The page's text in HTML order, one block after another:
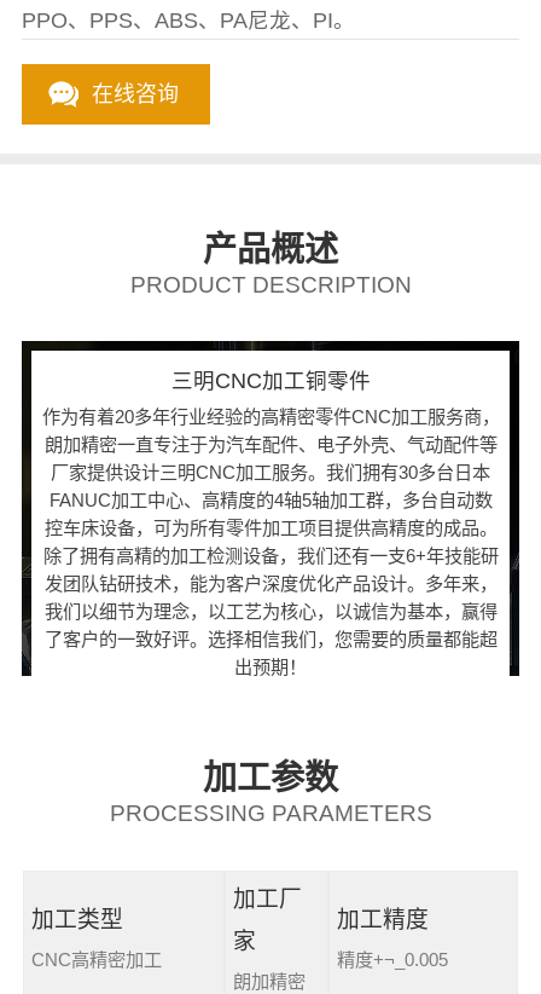
PPO、PPS、ABS、PA尼龙、PI。
在线咨询
产品概述
PRODUCT DESCRIPTION
三明CNC加工铜零件
作为有着20多年行业经验的高精密零件CNC加工服务商，
朗加精密一直专注于为汽车配件、电子外壳、气动配件等
厂家提供设计三明CNC加工服务。我们拥有30多台日本
FANUC加工中心、高精度的4轴5轴加工群，多台自动数
控车床设备，可为所有零件加工项目提供高精度的成品。
除了拥有高精的加工检测设备，我们还有一支6+年技能研
发团队钻研技术，能为客户深度优化产品设计。多年来，
我们以细节为理念，以工艺为核心，以诚信为基本，赢得
了客户的一致好评。选择相信我们，您需要的质量都能超
出预期！
加工参数
PROCESSING PARAMETERS
加工类型
CNC高精密加工
加工厂
家
朗加精密
加工精度
精度+¬_0.005